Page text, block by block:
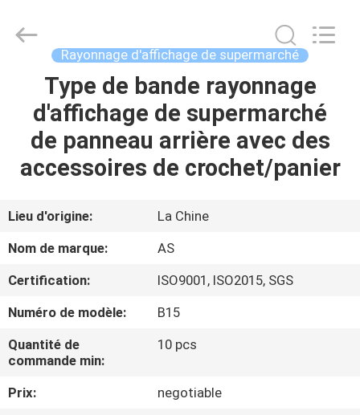
MAISON
PRODUITS
AU
DE
NOUS
VISITE
D'USINE
Display
Shelves
Rayonnage d'affichage de supermarché
Type de bande rayonnage
d'affichage de supermarché
de panneau arrière avec des
accessoires de crochet/panier
Lieu d'origine:
La Chine
Nom de marque:
AS
Certification:
ISO9001, ISO2015, SGS
Numéro de modèle:
B15
Quantité de
commande min:
10 pcs
Prix:
negotiable